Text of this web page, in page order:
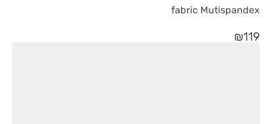
fabric Mutispandex
₪119